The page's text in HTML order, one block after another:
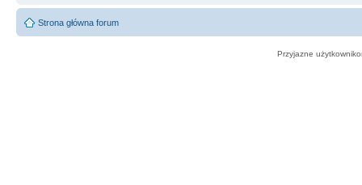
Strona główna forum
Przyjazne